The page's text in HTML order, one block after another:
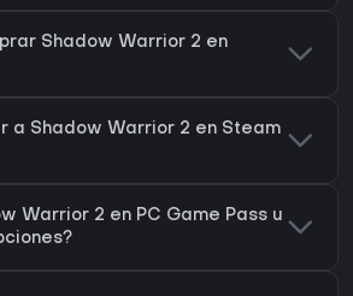
Shadow Warrior 2 en
a Shadow Warrior 2 en Steam
Warrior 2 en PC Game Pass u